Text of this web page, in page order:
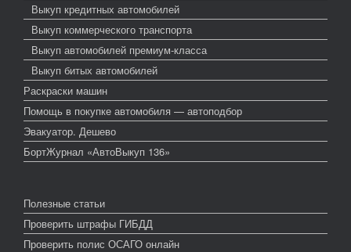
Выкуп кредитных автомобилей
Выкуп коммерческого транспорта
Выкуп автомобилей премиум-класса
Выкуп битых автомобилей
Раскраски машин
Помощь в покупке автомобиля — автоподбор
Эвакуатор. Дешево
БортЖурнал «АвтоВыкуп 136»
Полезные статьи
Проверить штрафы ГИБДД
Проверить полис ОСАГО онлайн